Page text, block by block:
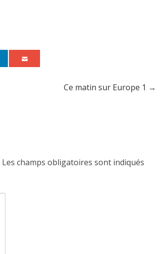
Ce matin sur Europe 1 →
Les champs obligatoires sont indiqués